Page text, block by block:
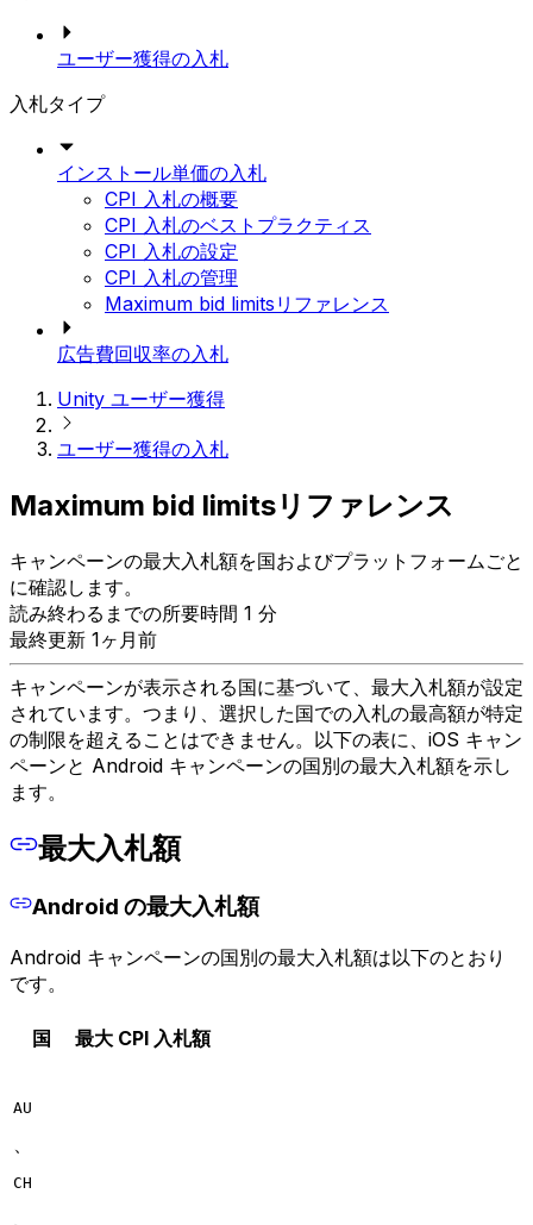
ユーザー獲得の入札
入札タイプ
インストール単価の入札
CPI 入札の概要
CPI 入札のベストプラクティス
CPI 入札の設定
CPI 入札の管理
Maximum bid limitsリファレンス
広告費回収率の入札
Unity ユーザー獲得
ユーザー獲得の入札
Maximum bid limitsリファレンス
キャンペーンの最大入札額を国およびプラットフォームごと
に確認します。
読み終わるまでの所要時間 1 分
最終更新 1ヶ月前
キャンペーンが表示される国に基づいて、最大入札額が設定
されています。つまり、選択した国での入札の最高額が特定
の制限を超えることはできません。以下の表に、iOS キャン
ペーンと Android キャンペーンの国別の最大入札額を示し
ます。
最大入札額
Android の最大入札額
Android キャンペーンの国別の最大入札額は以下のとおり
です。
国 最大 CPI 入札額
AU
CH